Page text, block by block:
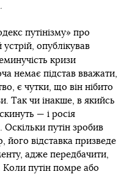
путінізму» про
опублікував
кризи
немає підстав вважати,
є чутки, що він нібито
Так чи інакше, в якийсь
— і росія
путін зробив
його відставка призведе
адже передбачити,
Коли путін помре або